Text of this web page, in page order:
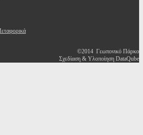
©2014 Γεωπονικό Πάρκο
Σχεδίαση & Υλοποίηση DataQube